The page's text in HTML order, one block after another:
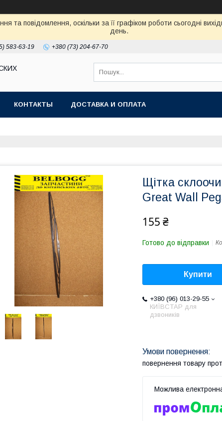
та повідомлення, оскільки за її графіком роботи сьогодні
день.
583-63-19 +380 (73) 204-67-70
КОНТАКТЫ ДОСТАВКА И ОПЛАТА
Щітка
Great Wall
155 ₴
Готово до відправки
Купити
+380 (96) 013-29-55
КИЇВСТАР для
дзвоників
повернення товару